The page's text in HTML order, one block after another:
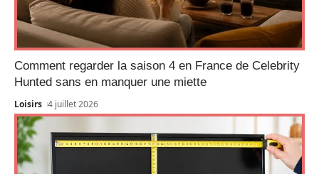
Comment regarder la saison 4 en France de Celebrity
Hunted sans en manquer une miette
Loisirs 4 juillet 2026